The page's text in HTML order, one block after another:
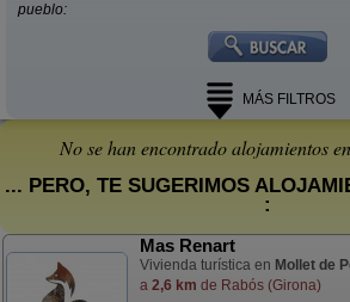
pueblo:
MÁS FILTROS
No se han encontrado alojamientos en
... PERO, TE SUGERIMOS
:
Mas Renart
Vivienda turística en Mollet de
a 2,6 km de Rabós (Girona)